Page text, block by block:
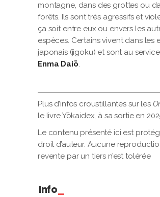
montagne, dans des grottes ou
forêts. Ils sont très agressifs et
ça soit entre eux ou envers les
espèces. Certains vivent dans les
japonais (jigoku) et sont au
Enma Daiō.
Plus d’infos croustillantes sur les
le livre Yōkaidex, à sa sortie en
Le contenu présenté ici est
droit d’auteur. Aucune
revente par un tiers n’est tolérée
Info